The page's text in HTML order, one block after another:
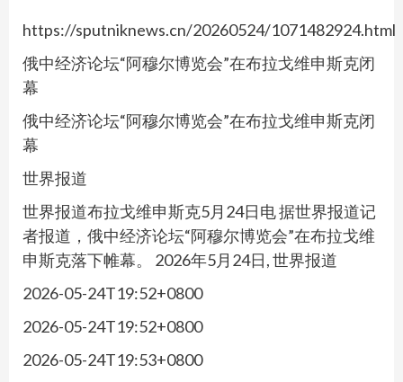
https://sputniknews.cn/20260524/1071482924.html
俄中经济论坛“阿穆尔博览会”在布拉戈维申斯克闭
幕
俄中经济论坛“阿穆尔博览会”在布拉戈维申斯克闭
幕
世界报道
世界报道布拉戈维申斯克5月24日电 据世界报道记
者报道，俄中经济论坛“阿穆尔博览会”在布拉戈维
申斯克落下帷幕。 2026年5月24日, 世界报道
2026-05-24T19:52+0800
2026-05-24T19:52+0800
2026-05-24T19:53+0800